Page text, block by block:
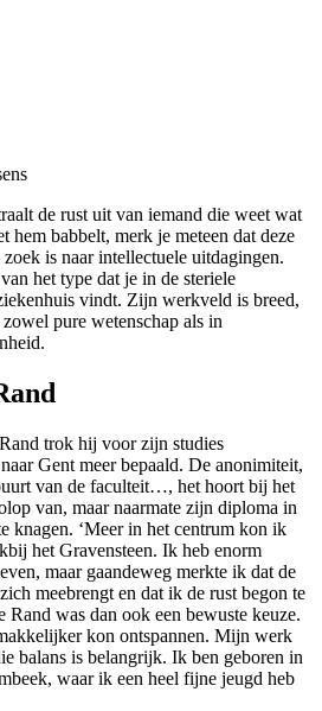
de rust uit van iemand die weet wat
hem babbelt, merk je meteen dat deze
is naar intellectuele uitdagingen.
het type dat je in de steriele
vindt. Zijn werkveld is breed,
pure wetenschap als in
trok hij voor zijn studies
Gent meer bepaald. De anonimiteit,
van de faculteit…, het hoort bij het
van, maar naarmate zijn diploma in
knagen. ‘Meer in het centrum kon ik
het Gravensteen. Ik heb enorm
maar gaandeweg merkte ik dat de
meebrengt en dat ik de rust begon te
Rand was dan ook een bewuste keuze.
kon ontspannen. Mijn werk
balans is belangrijk. Ik ben geboren in
waar ik een heel fijne jeugd heb